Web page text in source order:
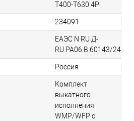
T400-T630 4P
234091
ЕАЭС N RU Д-
RU.РА06.В.60143/24
Россия
Комплект
выкатного
исполнения
WMP/WFP с